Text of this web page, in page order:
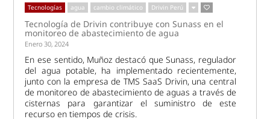
Tecnologías agua cambio climático Drivin Perú
Tecnología de Drivin contribuye con Sunass en el
monitoreo de abastecimiento de agua
Enero 30, 2024
En ese sentido, Muñoz destacó que Sunass, regulador
del agua potable, ha implementado recientemente,
junto con la empresa de TMS SaaS Drivin, una central
de monitoreo de abastecimiento de aguas a través de
cisternas para garantizar el suministro de este
recurso en tiempos de crisis.